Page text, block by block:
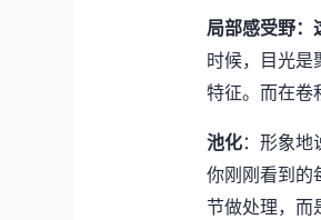
局部感受野：
时候，目光是
特征。而在卷
池化：形象地
你刚刚看到的
节做处理，而